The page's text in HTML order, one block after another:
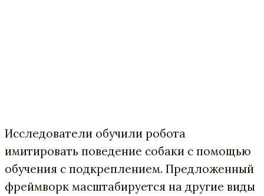
Исследователи обучили робота
имитировать поведение собаки с помощью
обучения с подкреплением. Предложенный
фреймворк масштабируется на другие виды